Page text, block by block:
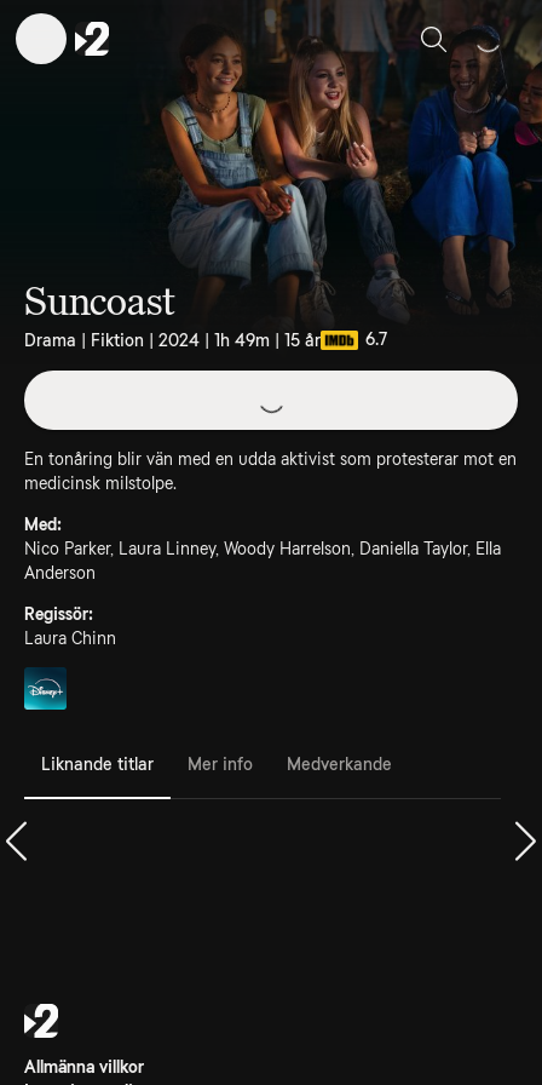
Sök
Suncoast
Drama | Fiktion | 2024 | 1h 49m | 15 år 6.7
En tonåring blir vän med en udda aktivist som protesterar mot en
medicinsk milstolpe.
Med:
Nico Parker, Laura Linney, Woody Harrelson, Daniella Taylor, Ella
Anderson
Regissör:
Laura Chinn
Liknande titlar Mer info Medverkande
Allmänna villkor